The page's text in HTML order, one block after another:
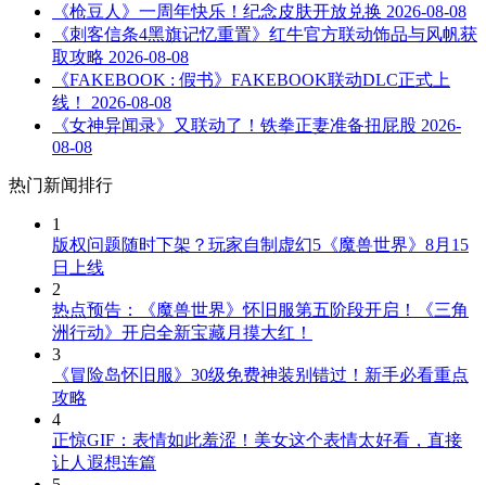
《枪豆人》一周年快乐！纪念皮肤开放兑换 2026-08-08
《刺客信条4黑旗记忆重置》红牛官方联动饰品与风帆获
取攻略 2026-08-08
《FAKEBOOK : 假书》FAKEBOOK联动DLC正式上
线！
2026-08-08
《女神异闻录》又联动了！铁拳正妻准备扭屁股 2026-
08-08
热门新闻排行
1
版权问题随时下架？玩家自制虚幻5《魔兽世界》8月15
日上线
2
热点预告：《魔兽世界》怀旧服第五阶段开启！《三角
洲行动》开启全新宝藏月摸大红！
3
《冒险岛怀旧服》30级免费神装别错过！新手必看重点
攻略
4
正惊GIF：表情如此羞涩！美女这个表情太好看，直接
让人遐想连篇